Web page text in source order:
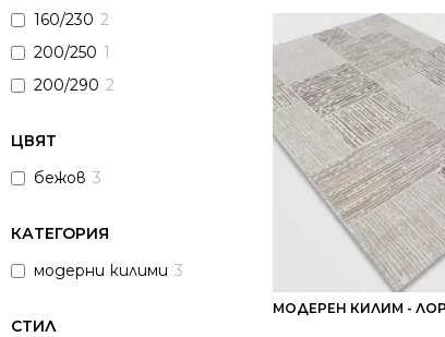
160/230 2
200/250 1
200/290 2
ЦВЯТ
бежов 3
КАТЕГОРИЯ
модерни килими 3
СТИЛ
МОДЕРЕН КИЛИМ -